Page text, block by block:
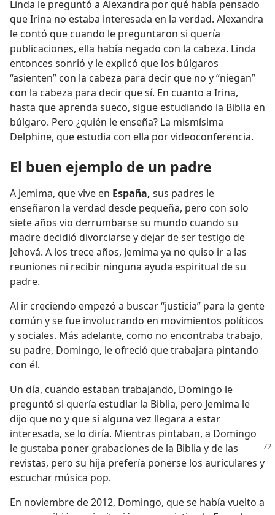
Linda le preguntó a Alexandra por qué había pensado
que Irina no estaba interesada en la verdad. Alexandra
le contó que cuando le preguntaron si quería
publicaciones, ella había negado con la cabeza. Linda
entonces sonrió y le explicó que los búlgaros
“asienten” con la cabeza para decir que no y “niegan”
con la cabeza para decir que sí. En cuanto a Irina,
hasta que aprenda sueco, sigue estudiando la Biblia en
búlgaro. Pero ¿quién le enseña? La mismísima
Delphine, que estudia con ella por videoconferencia.
El buen ejemplo de un padre
A Jemima, que vive en España, sus padres le
enseñaron la verdad desde pequeña, pero con solo
siete años vio derrumbarse su mundo cuando su
madre decidió divorciarse y dejar de ser testigo de
Jehová. A los trece años, Jemima ya no quiso ir a las
reuniones ni recibir ninguna ayuda espiritual de su
padre.
Al ir creciendo empezó a buscar “justicia” para la gente
común y se fue involucrando en movimientos políticos
y sociales. Más adelante, como no encontraba trabajo,
su padre, Domingo, le ofreció que trabajara pintando
con él.
Un día, cuando estaban trabajando, Domingo le
preguntó si quería estudiar la Biblia, pero Jemima le
dijo que no y que si alguna vez llegara a estar
interesada, se lo diría. Mientras pintaban, a Domingo
le gustaba poner grabaciones de la Biblia y de las
revistas, pero su hija prefería ponerse los auriculares y
escuchar música pop.
En noviembre de 2012, Domingo, que se había vuelto a